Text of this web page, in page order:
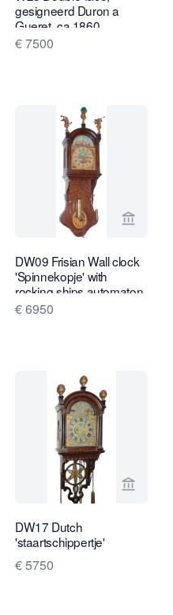
gesigneerd Duron a
Gueret, ca 1860.
€ 7500
van Van Brug
Bekijk
DW09 Frisian Wall clock
'Spinnekopje' with
rocking ships automaton
€ 6950
van Van Brug
Bekijk
DW17 Dutch
'staartschippertje'
€ 5750